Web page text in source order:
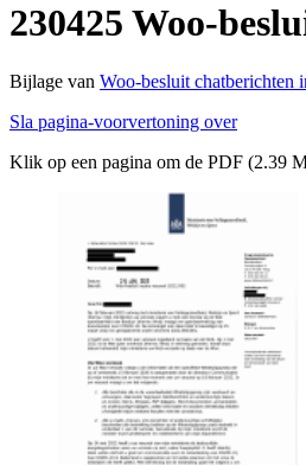
230425 Woo-
Bijlage van Woo-besluit chatberichten
Sla pagina-voorvertoning over
Klik op een pagina om de PDF (2.39